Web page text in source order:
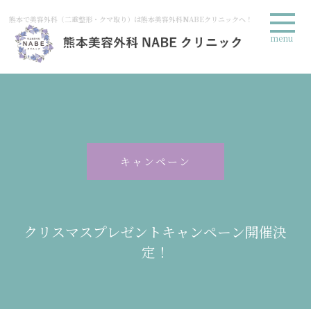
熊本で美容外科（二重整形・クマ取り）は熊本美容外科NABEクリニックへ！
キャンペーン
クリスマスプレゼントキャンペーン開催決
定！
menu